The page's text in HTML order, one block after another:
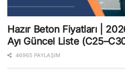
Hazır Beton Fiyatları |
Ayı Güncel Liste
46965 PAYLAŞIM